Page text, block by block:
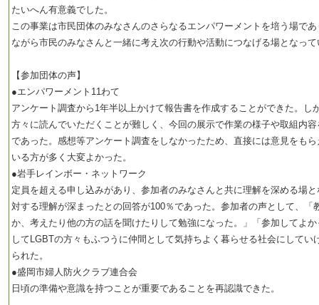
たいへん有意義でした。
この事業は市民団体のみなさんのさらなるエンパワーメントを培う場で
ながら市民のみなさんと一緒に考え次の行動や活動につなげる場となっ
【参加団体の声】
●エンパワーメント11わて
アンケート調査から1年半以上かけて報告書を作成することができた。し
方々に読んでいただくことが難しく、今回の展示で作業の様子や取組内
であった。感想等アンケート調査をしなかったため、直接には意見をも
いる方が多く大変よかった。
●岩手レインボー・ネットワーク
定員を超える申し込みがあり、参加者のみなさんと共に理解を深める場
対する理解が深まったとの回答が100％であった。参加者の声として、「
か、考えたり他の方の話を聞けたりして勉強になった。」「参加してよ
してLGBTの方々もふつうに仲間として気持ちよく暮らせる社会にしてい
られた。
●盛岡市婦人防火クラブ連合会
日頃の準備や意識を持つことが重要であることを再認識できた。